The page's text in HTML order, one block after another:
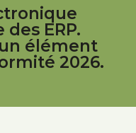
ERP.
élément
2026.